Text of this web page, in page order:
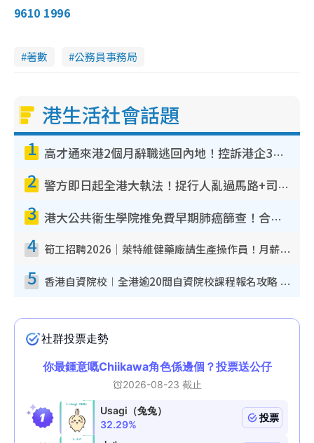
9610 1996
著數 公務員事務局
港生活社會話題
1 高才通來港2個月辭職逃回內地！控訴港企3宗罪 歎微管理極窒息
2 警方即日起全港大執法！捉行人亂過馬路+司機不專注駕駛！亂過馬路罰$2000
3 港大公共衞生學院推免費早期肺癌篩查！合資格人士將獲全額資助定期血液化驗／電腦斷層掃描／風險評估
4 筍工招聘2026｜萊特維健藥廠請生產操作員！月薪高達$1.7萬 冷氣廠房/五天工作/保證雙糧
5 香港自資院校︱全港逾20間自資院校課程報名攻略 留位費可退/申請日期/報名連結